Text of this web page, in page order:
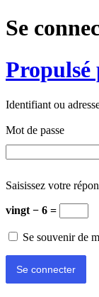
Se
Propulsé
Identifiant ou
Mot de passe
Saisissez votre
vingt − 6 =
Se souvenir de